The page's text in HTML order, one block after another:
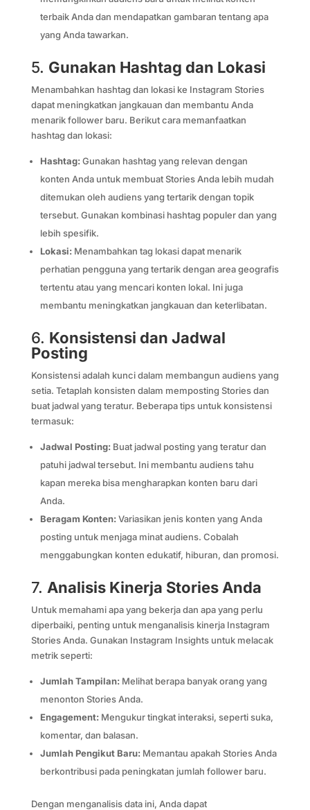
terbaik Anda dan mendapatkan gambaran tentang apa
yang Anda tawarkan.
5. Gunakan Hashtag dan Lokasi
Menambahkan hashtag dan lokasi ke Instagram Stories
dapat meningkatkan jangkauan dan membantu Anda
menarik follower baru. Berikut cara memanfaatkan
hashtag dan lokasi:
Hashtag: Gunakan hashtag yang relevan dengan
konten Anda untuk membuat Stories Anda lebih mudah
ditemukan oleh audiens yang tertarik dengan topik
tersebut. Gunakan kombinasi hashtag populer dan yang
lebih spesifik.
Lokasi: Menambahkan tag lokasi dapat menarik
perhatian pengguna yang tertarik dengan area geografis
tertentu atau yang mencari konten lokal. Ini juga
membantu meningkatkan jangkauan dan keterlibatan.
6. Konsistensi dan Jadwal
Posting
Konsistensi adalah kunci dalam membangun audiens yang
setia. Tetaplah konsisten dalam memposting Stories dan
buat jadwal yang teratur. Beberapa tips untuk konsistensi
termasuk:
Jadwal Posting: Buat jadwal posting yang teratur dan
patuhi jadwal tersebut. Ini membantu audiens tahu
kapan mereka bisa mengharapkan konten baru dari
Anda.
Beragam Konten: Variasikan jenis konten yang Anda
posting untuk menjaga minat audiens. Cobalah
menggabungkan konten edukatif, hiburan, dan promosi.
7. Analisis Kinerja Stories Anda
Untuk memahami apa yang bekerja dan apa yang perlu
diperbaiki, penting untuk menganalisis kinerja Instagram
Stories Anda. Gunakan Instagram Insights untuk melacak
metrik seperti:
Jumlah Tampilan: Melihat berapa banyak orang yang
menonton Stories Anda.
Engagement: Mengukur tingkat interaksi, seperti suka,
komentar, dan balasan.
Jumlah Pengikut Baru: Memantau apakah Stories Anda
berkontribusi pada peningkatan jumlah follower baru.
Dengan menganalisis data ini, Anda dapat